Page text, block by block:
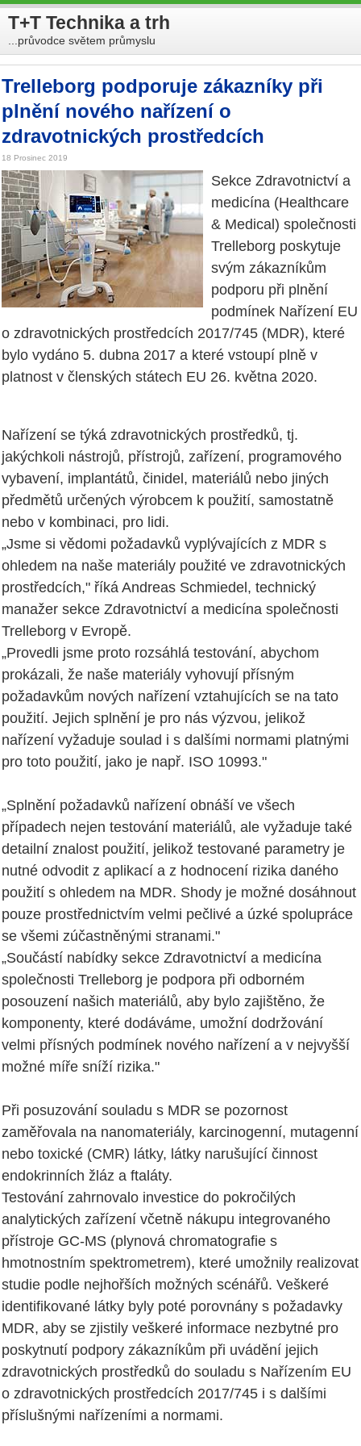
T+T Technika a trh
...průvodce světem průmyslu
Trelleborg podporuje zákazníky při
plnění nového nařízení o
zdravotnických prostředcích
18 Prosinec 2019
Sekce Zdravotnictví a
medicína (Healthcare
& Medical) společnosti
Trelleborg poskytuje
svým zákazníkům
podporu při plnění
podmínek Nařízení EU
o zdravotnických prostředcích 2017/745 (MDR), které
bylo vydáno 5. dubna 2017 a které vstoupí plně v
platnost v členských státech EU 26. května 2020.
Nařízení se týká zdravotnických prostředků, tj.
jakýchkoli nástrojů, přístrojů, zařízení, programového
vybavení, implantátů, činidel, materiálů nebo jiných
předmětů určených výrobcem k použití, samostatně
nebo v kombinaci, pro lidi.
„Jsme si vědomi požadavků vyplývajících z MDR s
ohledem na naše materiály použité ve zdravotnických
prostředcích," říká Andreas Schmiedel, technický
manažer sekce Zdravotnictví a medicína společnosti
Trelleborg v Evropě.
„Provedli jsme proto rozsáhlá testování, abychom
prokázali, že naše materiály vyhovují přísným
požadavkům nových nařízení vztahujících se na tato
použití. Jejich splnění je pro nás výzvou, jelikož
nařízení vyžaduje soulad i s dalšími normami platnými
pro toto použití, jako je např. ISO 10993."
„Splnění požadavků nařízení obnáší ve všech
případech nejen testování materiálů, ale vyžaduje také
detailní znalost použití, jelikož testované parametry je
nutné odvodit z aplikací a z hodnocení rizika daného
použití s ohledem na MDR. Shody je možné dosáhnout
pouze prostřednictvím velmi pečlivé a úzké spolupráce
se všemi zúčastněnými stranami."
„Součástí nabídky sekce Zdravotnictví a medicína
společnosti Trelleborg je podpora při odborném
posouzení našich materiálů, aby bylo zajištěno, že
komponenty, které dodáváme, umožní dodržování
velmi přísných podmínek nového nařízení a v nejvyšší
možné míře sníží rizika."
Při posuzování souladu s MDR se pozornost
zaměřovala na nanomateriály, karcinogenní, mutagenní
nebo toxické (CMR) látky, látky narušující činnost
endokrinních žláz a ftaláty.
Testování zahrnovalo investice do pokročilých
analytických zařízení včetně nákupu integrovaného
přístroje GC-MS (plynová chromatografie s
hmotnostním spektrometrem), které umožnily realizovat
studie podle nejhořších možných scénářů. Veškeré
identifikované látky byly poté porovnány s požadavky
MDR, aby se zjistily veškeré informace nezbytné pro
poskytnutí podpory zákazníkům při uvádění jejich
zdravotnických prostředků do souladu s Nařízením EU
o zdravotnických prostředcích 2017/745 i s dalšími
příslušnými nařízeními a normami.